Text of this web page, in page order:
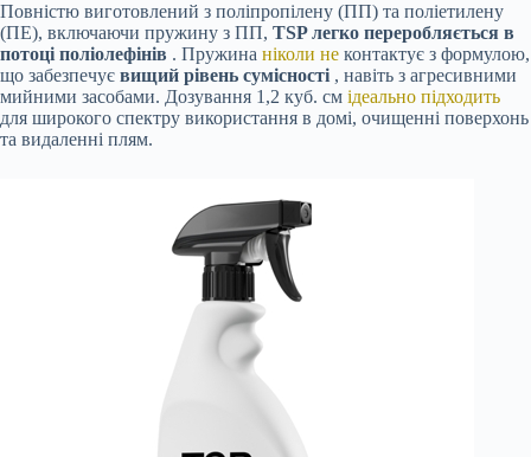
Повністю виготовлений з поліпропілену (ПП) та поліетилену
(ПЕ), включаючи пружину з ПП, TSP легко переробляється в
потоці поліолефінів . Пружина ніколи не контактує з формулою,
що забезпечує вищий рівень сумісності , навіть з агресивними
мийними засобами. Дозування 1,2 куб. см ідеально підходить
для широкого спектру використання в домі, очищенні поверхонь
та видаленні плям.